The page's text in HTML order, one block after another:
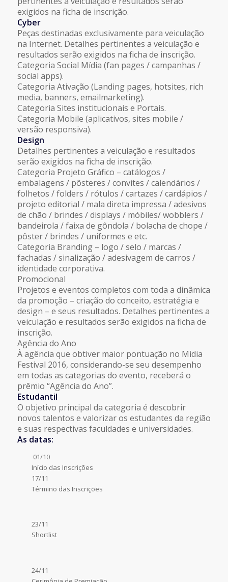
exigidos na ficha de inscrição.
Cyber
Peças destinadas exclusivamente para veiculação
na Internet. Detalhes pertinentes a veiculação e
resultados serão exigidos na ficha de inscrição.
Categoria Social Mídia (fan pages / campanhas /
social apps).
Categoria Ativação (Landing pages, hotsites, rich
media, banners, emailmarketing).
Categoria Sites institucionais e Portais.
Categoria Mobile (aplicativos, sites mobile /
versão responsiva).
Design
Detalhes pertinentes a veiculação e resultados
serão exigidos na ficha de inscrição.
Categoria Projeto Gráfico – catálogos /
embalagens / pôsteres / convites / calendários /
folhetos / folders / rótulos / cartazes / cardápios /
projeto editorial / mala direta impressa / adesivos
de chão / brindes / displays / móbiles/ wobblers /
bandeirola / faixa de gôndola / bolacha de chope /
pôster / brindes / uniformes e etc.
Categoria Branding – logo / selo / marcas /
fachadas / sinalização / adesivagem de carros /
identidade corporativa.
Promocional
Projetos e eventos completos com toda a dinâmica
da promoção – criação do conceito, estratégia e
design – e seus resultados. Detalhes pertinentes a
veiculação e resultados serão exigidos na ficha de
inscrição.
Agência do Ano
À agência que obtiver maior pontuação no Midia
Festival 2016, considerando-se seu desempenho
em todas as categorias do evento, receberá o
prêmio “Agência do Ano”.
Estudantil
O objetivo principal da categoria é descobrir
novos talentos e valorizar os estudantes da região
e suas respectivas faculdades e universidades.
As datas:
01/10
Início das Inscrições
17/11
Término das Inscrições
23/11
Shortlist
24/11